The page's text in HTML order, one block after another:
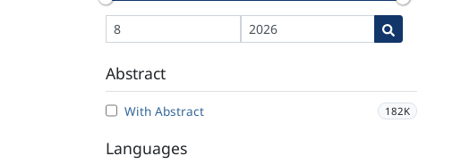
Abstract
With Abstract 182K
Languages